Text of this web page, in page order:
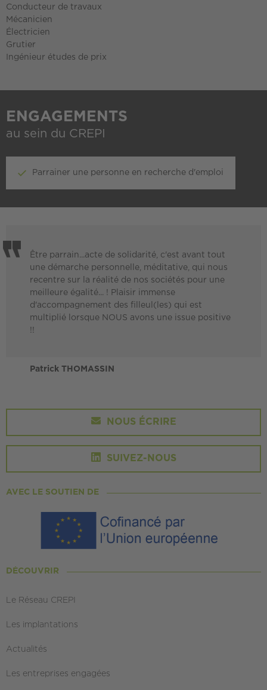
Conducteur de travaux
Mécanicien
Électricien
Grutier
Ingénieur études de prix
ENGAGEMENTS
au sein du CREPI
Parrainer une personne en recherche d'emploi
Être parrain...acte de solidarité, c'est avant tout
une démarche personnelle, méditative, qui nous
recentre sur la réalité de nos sociétés pour une
meilleure égalité... ! Plaisir immense
d'accompagnement des filleul(les) qui est
multiplié lorsque NOUS avons une issue positive
!!
Patrick THOMASSIN
NOUS ÉCRIRE
SUIVEZ-NOUS
AVEC LE SOUTIEN DE
DÉCOUVRIR
Le Réseau CREPI
Les implantations
Actualités
Les entreprises engagées